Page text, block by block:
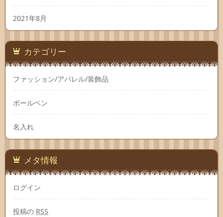
2021年8月
カテゴリー
ファッション/アパレル/装飾品
ボールペン
名入れ
メタ情報
ログイン
投稿の RSS